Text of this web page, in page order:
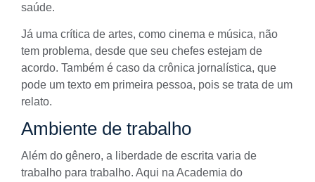
saúde.
Já uma crítica de artes, como cinema e música, não
tem problema, desde que seu chefes estejam de
acordo. Também é caso da crônica jornalística, que
pode um texto em primeira pessoa, pois se trata de um
relato.
Ambiente de trabalho
Além do gênero, a liberdade de escrita varia de
trabalho para trabalho. Aqui na Academia do